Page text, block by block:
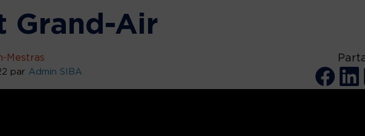
Grand-Air
Mestras
par Admin SIBA